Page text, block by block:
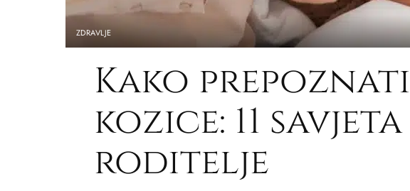
ZDRAVLJE
Kako
kozice: 11
roditelje